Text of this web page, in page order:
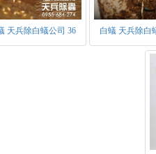
天兵除白蟻公司 36 白蟻 天兵除白